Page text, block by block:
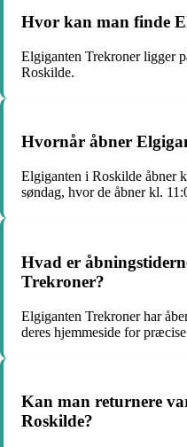
Hvor kan man finde
Elgiganten Trekroner ligger
Roskilde.
Hvornår åbner
Elgiganten i Roskilde åbner
søndag, hvor de åbner kl.
Hvad er
Trekroner?
Elgiganten Trekroner har
deres hjemmeside for
Kan man returnere
Roskilde?